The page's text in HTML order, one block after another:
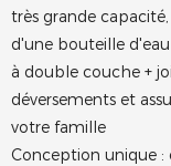
très grande
d'une bouteille
à double couche +
déversements et
votre famille
Conception unique